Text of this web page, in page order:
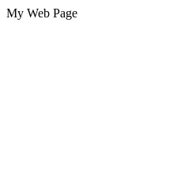
My Web Page